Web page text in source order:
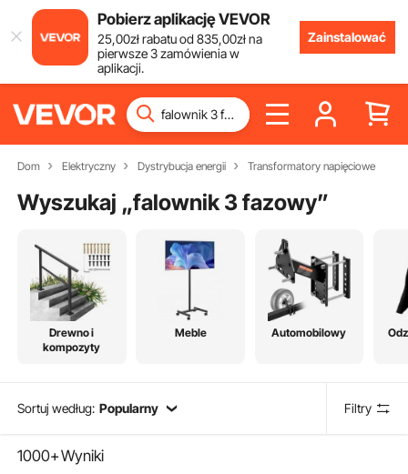
Pobierz aplikację VEVOR
25,00złrabatu od835,00złna
pierwsze 3 zamówienia w
aplikacji.
Zainstalować
Dom Elektryczny Dystrybucja energii Transformatory napięciowe
Wyszukaj „falownik 3 fazowy”
Drewno i
kompozyty
Meble Automobilowy
Sortuj według: Popularny Filtry
1000+Wyniki